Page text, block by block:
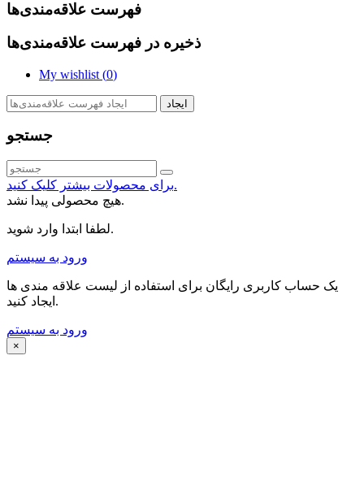
فهرست علاقه‌مندی‌ها
ذخیره در فهرست علاقه‌مندی‌ها
My wishlist (0)
ایجاد
جستجو
برای محصولات بیشتر کلیک کنید.
هیچ محصولی پیدا نشد.
لطفا ابتدا وارد شوید.
ورود به سیستم
یک حساب کاربری رایگان برای استفاده از لیست علاقه مندی ها
ایجاد کنید.
ورود به سیستم
×